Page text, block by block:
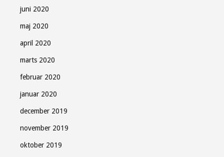
juni 2020
maj 2020
april 2020
marts 2020
februar 2020
januar 2020
december 2019
november 2019
oktober 2019